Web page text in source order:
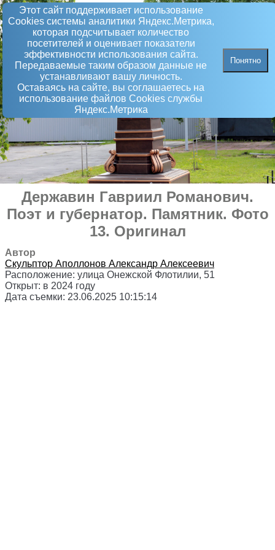
Этот сайт поддерживает использование
Сookies системы аналитики Яндекс.Метрика,
которая подсчитывает количество
посетителей и оценивает показатели
эффективности использования сайта.
Передаваемые таким образом данные не
устанавливают вашу личность.
Оставаясь на сайте, вы соглашаетесь на
использование файлов Сookies службы
Яндекс.Метрика
Понятно
Державин Гавриил Романович.
Поэт и губернатор. Памятник. Фото
13. Оригинал
Автор
Скульптор Аполлонов Александр Алексеевич
Расположение: улица Онежской Флотилии, 51
Открыт: в 2024 году
Дата съемки: 23.06.2025 10:15:14